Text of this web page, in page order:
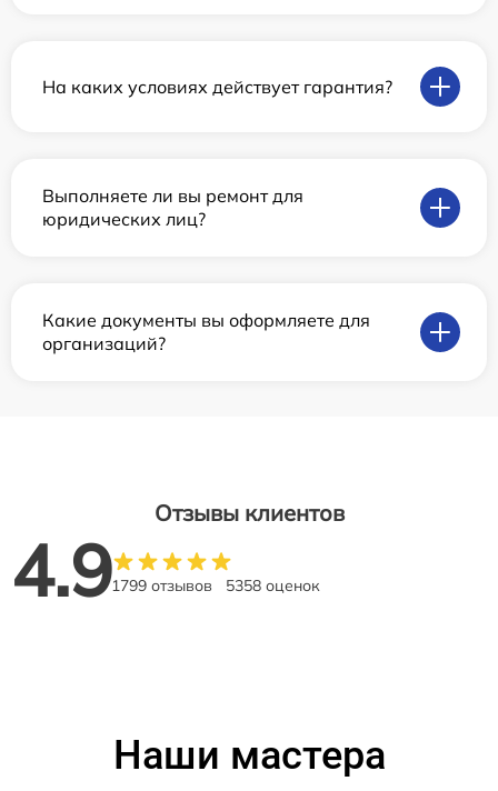
На каких условиях действует гарантия?
Выполняете ли вы ремонт для
юридических лиц?
Какие документы вы оформляете для
организаций?
Отзывы клиентов
4.91799 отзывов 5358 оценок
Наши мастера